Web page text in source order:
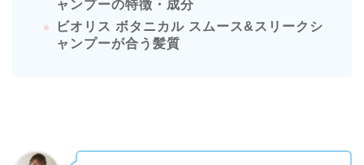
ャンプーの特徴・成分
ビオリス ボタニカル スムース&スリークシ
ャンプーが合う髪質